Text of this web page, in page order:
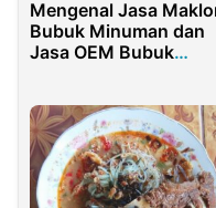
Mengenal Jasa
Bubuk Minuman dan
Jasa OEM Bubuk